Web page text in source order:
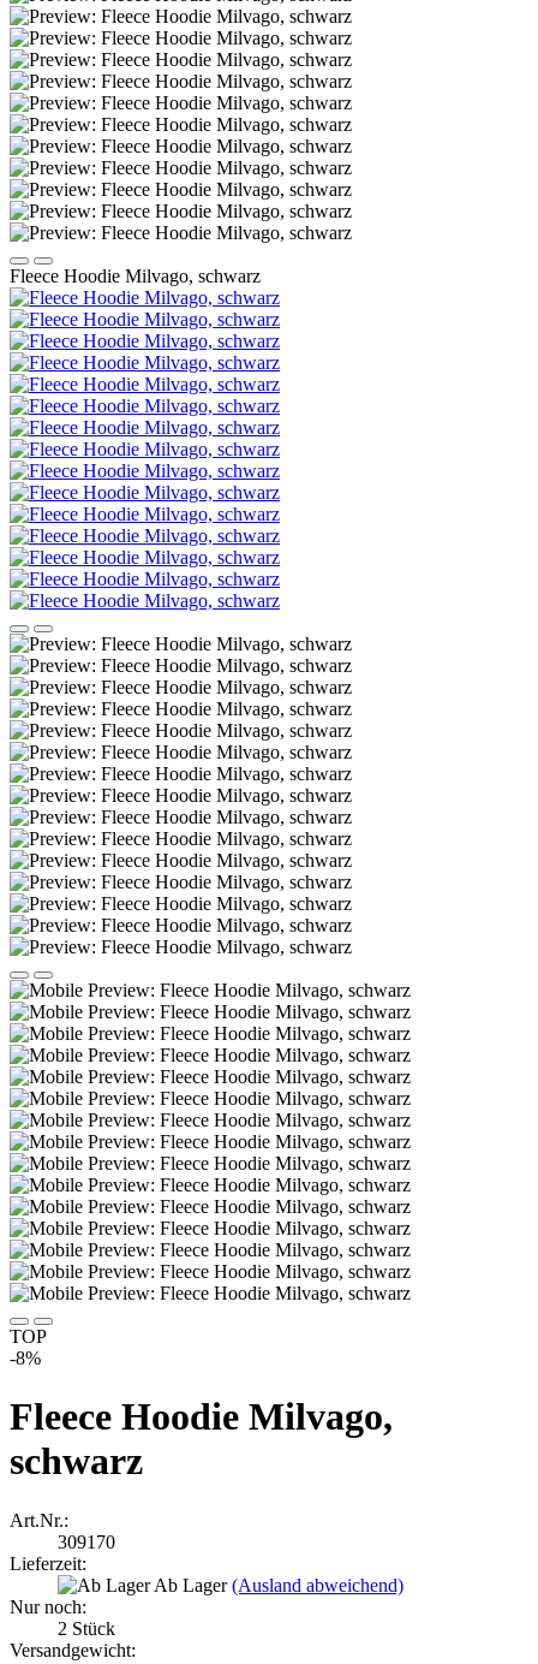
Fleece Hoodie Milvago, schwarz
TOP
-8%
Fleece Hoodie Milvago,
schwarz
Art.Nr.:
309170
Lieferzeit:
Ab Lager(Ausland abweichend)
Nur noch:
2 Stück
Versandgewicht: